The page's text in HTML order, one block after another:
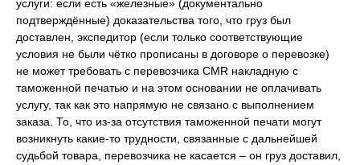
услуги: если есть «железные» (документально
подтверждённые) доказательства того, что груз был
доставлен, экспедитор (если только соответствующие
условия не были чётко прописаны в договоре о перевозке)
не может требовать с перевозчика CMR накладную с
таможенной печатью и на этом основании не оплачивать
услугу, так как это напрямую не связано с выполнением
заказа. То, что из-за отсутствия таможенной печати могут
возникнуть какие-то трудности, связанные с дальнейшей
судьбой товара, перевозчика не касается – он груз доставил,